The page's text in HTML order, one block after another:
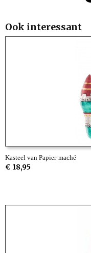
Ook interessant
Kasteel van Papier-maché
€ 18,95